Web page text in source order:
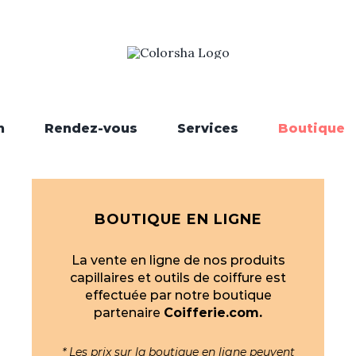
Rendez-vous Services Boutique
BOUTIQUE EN LIGNE
La vente en ligne de nos produits
capillaires et outils de coiffure est
effectuée par notre boutique
partenaire Coifferie.com.
* Les prix sur la boutique en ligne peuvent